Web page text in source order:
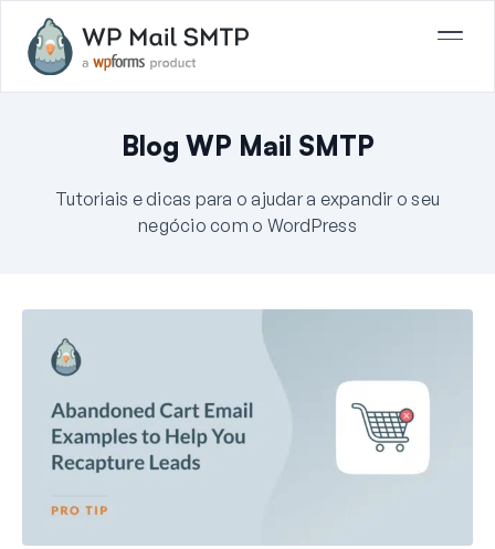
Blog WP Mail SMTP
Tutoriais e dicas para o ajudar a expandir o seu
negócio com o WordPress